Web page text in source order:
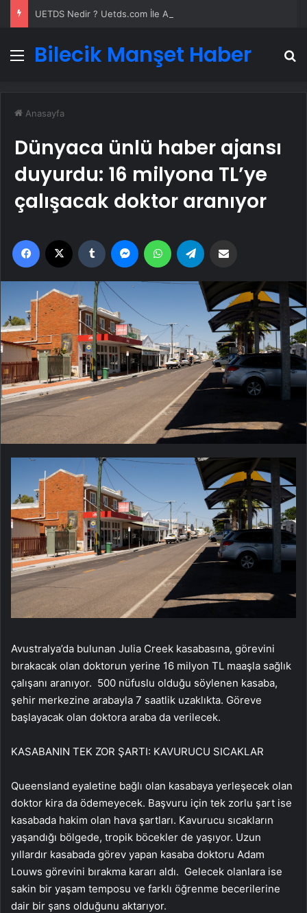
Menü
Bilecik Manşet Haber
Anasayfa
Dünyaca ünlü haber ajansı
duyurdu: 16 milyona TL’ye
çalışacak doktor aranıyor
Facebook Tumblr MessengerWhatsApp
Avustralya’da bulunan Julia Creek kasabasına, görevini
bırakacak olan doktorun yerine 16 milyon TL maaşla sağlık
çalışanı aranıyor. 500 nüfuslu olduğu söylenen kasaba,
şehir merkezine arabayla 7 saatlik uzaklıkta. Göreve
başlayacak olan doktora araba da verilecek.
KASABANIN TEK ZOR ŞARTI: KAVURUCU SICAKLAR
Queensland eyaletine bağlı olan kasabaya yerleşecek olan
doktor kira da ödemeyecek. Başvuru için tek zorlu şart ise
kasabada hakim olan hava şartları. Kavurucu sıcakların
yaşandığı bölgede, tropik böcekler de yaşıyor. Uzun
yıllardır kasabada görev yapan kasaba doktoru Adam
Louws görevini bırakma kararı aldı. Gelecek olanlara ise
sakin bir yaşam temposu ve farklı öğrenme becerilerine
dair bir şans olduğunu aktarıyor.